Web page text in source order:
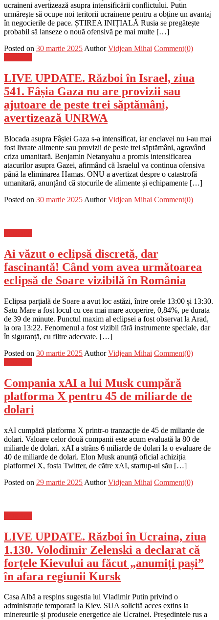
ucraineni avertizează asupra intensificării conflictului. Putin
urmărește să ocupe noi teritorii ucrainene pentru a obține un avantaj
în negocierile de pace. ȘTIREA INIȚIALĂ Rusia se pregătește
probabil să lanseze o nouă ofensivă pe mai multe […]
Posted on 30 martie 2025 Author Vidjean Mihai Comment(0)
LIVE UPDATE. Război în Israel, ziua
541. Fâșia Gaza nu are provizii sau
ajutoare de peste trei săptămâni,
avertizează UNRWA
Blocada asupra Fâșiei Gaza s-a intensificat, iar enclavei nu i-au mai
fost livrate alimente sau provizii de peste trei săptămâni, agravând
criza umanitară. Benjamin Netanyahu a promis intensificarea
atacurilor asupra Gazei, afirmând că Israelul va continua ofensiva
până la eliminarea Hamas. ONU a avertizat despre o catastrofă
umanitară, anunțând că stocurile de alimente și echipamente […]
Posted on 30 martie 2025 Author Vidjean Mihai Comment(0)
Ai văzut o eclipsă discretă, dar
fascinantă! Când vom avea următoarea
eclipsă de Soare vizibilă în România
Eclipsa parțială de Soare a avut loc astăzi, între orele 13:00 și 13:30.
Satu Mare a fost locul cu cea mai mare acoperire, 0,84%, pe durata
de 39 de minute. Punctul maxim al eclipsei a fost observat la Arad,
la ora 13:22. Fenomenul a fost vizibil fără instrumente speciale, dar
în siguranță, cu filtre adecvate. […]
Posted on 30 martie 2025 Author Vidjean Mihai Comment(0)
Compania xAI a lui Musk cumpără
platforma X pentru 45 de miliarde de
dolari
xAI cumpără platforma X printr-o tranzacție de 45 de miliarde de
dolari. Valoare celor două companii este acum evaluată la 80 de
miliarde de dolari. xAI a strâns 6 miliarde de dolari la o evaluare de
40 de miliarde de dolari. Elon Musk anunță oficial achiziția
platformei X, fosta Twitter, de către xAI, startup-ul său […]
Posted on 29 martie 2025 Author Vidjean Mihai Comment(0)
LIVE UPDATE. Război în Ucraina, ziua
1.130. Volodimir Zelenski a declarat că
forțele Kievului au făcut „anumiți pași”
în afara regiunii Kursk
Casa Albă a respins sugestia lui Vladimir Putin privind o
administrație temporară la Kiev. SUA solicită acces extins la
minereurile și produsele energetice ale Ucrainei. Președintele rus a